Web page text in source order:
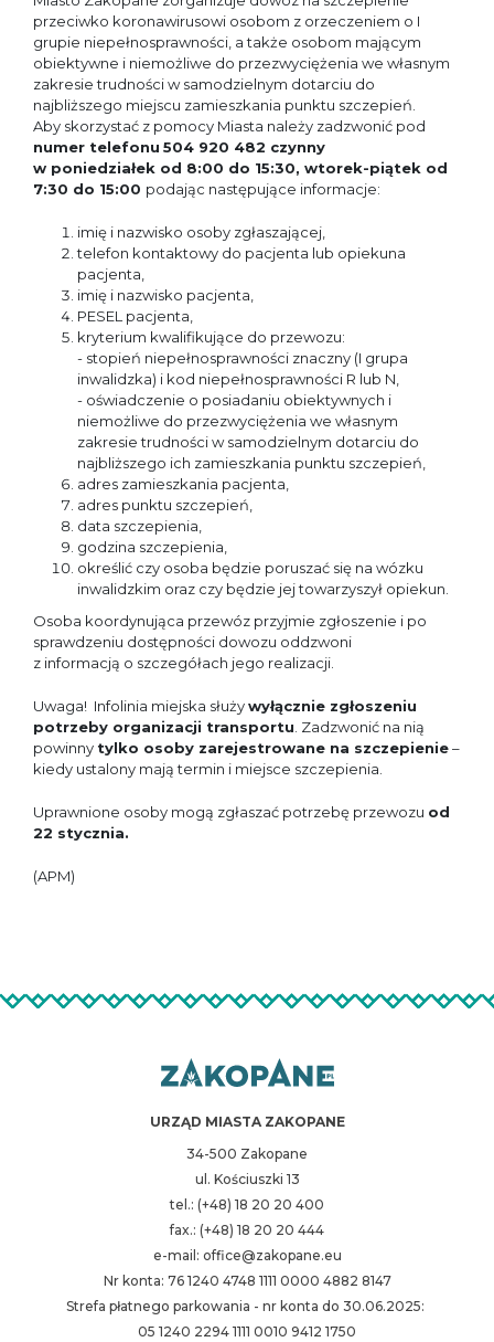
przeciwko koronawirusowi osobom z orzeczeniem o I
grupie niepełnosprawności, a także osobom mającym
obiektywne i niemożliwe do przezwyciężenia we własnym
zakresie trudności w samodzielnym dotarciu do
najbliższego miejscu zamieszkania punktu szczepień.
Aby skorzystać z pomocy Miasta należy zadzwonić pod
numer telefonu 504 920 482 czynny
w poniedziałek od 8:00 do 15:30, wtorek-piątek od
7:30 do 15:00 podając następujące informacje:
imię i nazwisko osoby zgłaszającej,
telefon kontaktowy do pacjenta lub opiekuna
pacjenta,
imię i nazwisko pacjenta,
PESEL pacjenta,
kryterium kwalifikujące do przewozu:
- stopień niepełnosprawności znaczny (I grupa
inwalidzka) i kod niepełnosprawności R lub N,
- oświadczenie o posiadaniu obiektywnych i
niemożliwe do przezwyciężenia we własnym
zakresie trudności w samodzielnym dotarciu do
najbliższego ich zamieszkania punktu szczepień,
adres zamieszkania pacjenta,
adres punktu szczepień,
data szczepienia,
godzina szczepienia,
określić czy osoba będzie poruszać się na wózku
inwalidzkim oraz czy będzie jej towarzyszył opiekun.
Osoba koordynująca przewóz przyjmie zgłoszenie i po
sprawdzeniu dostępności dowozu oddzwoni
z informacją o szczegółach jego realizacji.
Uwaga! Infolinia miejska służywyłącznie zgłoszeniu
potrzeby organizacji transportu. Zadzwonić na nią
powinny tylko osoby zarejestrowane na szczepienie–
kiedy ustalony mają termin i miejsce szczepienia.
Uprawnione osoby mogą zgłaszać potrzebę przewozu od
22 stycznia.
(APM)
URZĄD MIASTA ZAKOPANE
34-500 Zakopane
ul. Kościuszki 13
tel.: (+48) 18 20 20 400
fax.: (+48) 18 20 20 444
e-mail: office@zakopane.eu
Nr konta: 76 1240 4748 1111 0000 4882 8147
Strefa płatnego parkowania - nr konta do 30.06.2025:
05 1240 2294 1111 0010 9412 1750